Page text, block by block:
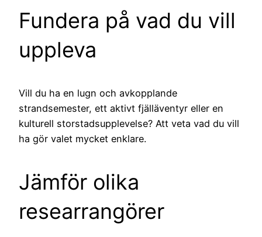
Fundera på vad du vill
uppleva
Vill du ha en lugn och avkopplande
strandsemester, ett aktivt fjälläventyr eller en
kulturell storstadsupplevelse? Att veta vad du vill
ha gör valet mycket enklare.
Jämför olika
researrangörer